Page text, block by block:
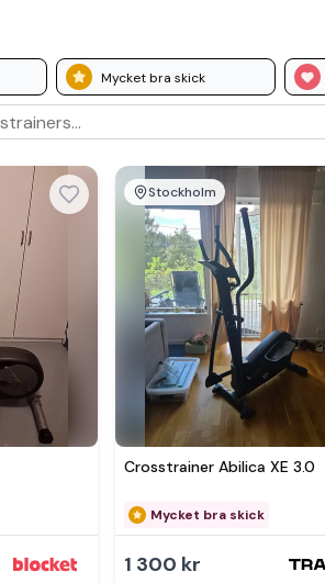
Mycket bra skick
Stockholm
Crosstrainer Abilica XE 3.0
Mycket bra skick
1 300 kr